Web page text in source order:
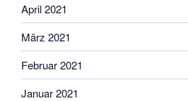
April 2021
März 2021
Februar 2021
Januar 2021